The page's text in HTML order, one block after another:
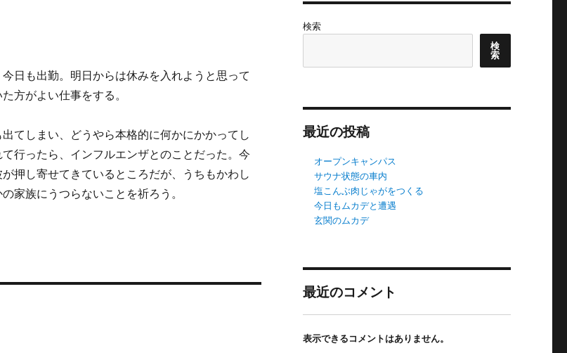
日も出勤。明日からは休みを入れようと思って
方がよい仕事をする。
てしまい、どうやら本格的に何かにかかってし
行ったら、インフルエンザとのことだった。今
押し寄せてきているところだが、うちもかわし
家族にうつらないことを祈ろう。
検索
検
索
最近の投稿
オープンキャンパス
サウナ状態の車内
塩こんぶ肉じゃがをつくる
今日もムカデと遭遇
玄関のムカデ
最近のコメント
表示できるコメントはありません。